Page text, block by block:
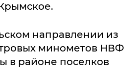
направлении из
минометов НВФ
в районе поселков